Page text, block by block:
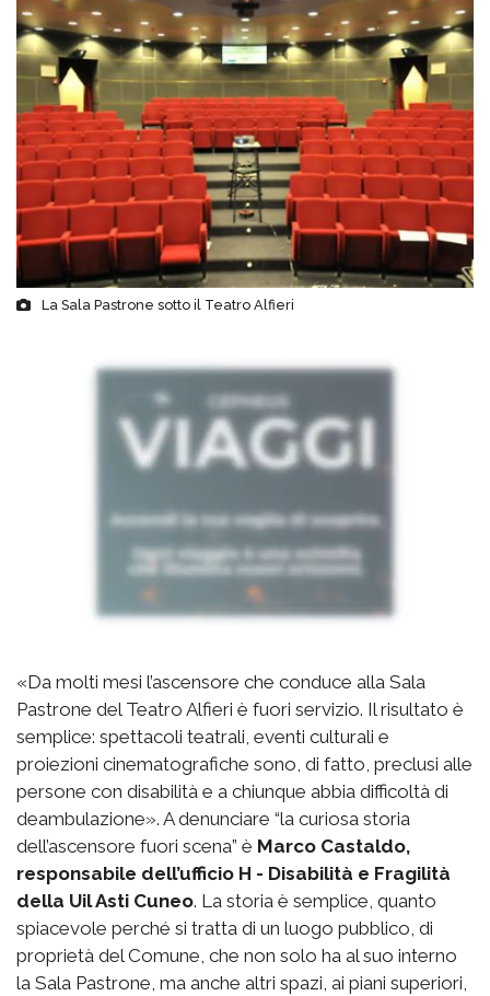
La Sala Pastrone sotto il Teatro Alfieri
«Da molti mesi l’ascensore che conduce alla Sala
Pastrone del Teatro Alfieri è fuori servizio. Il risultato è
semplice: spettacoli teatrali, eventi culturali e
proiezioni cinematografiche sono, di fatto, preclusi alle
persone con disabilità e a chiunque abbia difficoltà di
deambulazione». A denunciare “la curiosa storia
dell’ascensore fuori scena” è Marco Castaldo,
responsabile dell’ufficio H - Disabilità e Fragilità
della Uil Asti Cuneo. La storia è semplice, quanto
spiacevole perché si tratta di un luogo pubblico, di
proprietà del Comune, che non solo ha al suo interno
la Sala Pastrone, ma anche altri spazi, ai piani superiori,